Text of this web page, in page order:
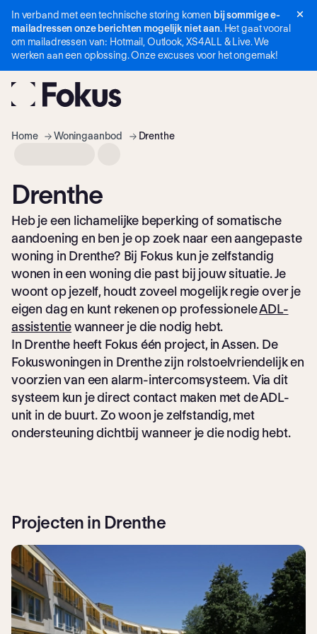
Navigatie
overslaan
In verband met een technische storing komen bij sommige e-
mailadressen onze berichten mogelijk niet aan. Het gaat vooral
om mailadressen van: Hotmail, Outlook, XS4ALL & Live. We
werken aan een oplossing. Onze excuses voor het ongemak!
Home Woning­aanbod Drenthe
Drenthe
Heb je een lichamelijke beperking of somatische
aandoening en ben je op zoek naar een aangepaste
woning in Drenthe? Bij Fokus kun je zelfstandig
wonen in een woning die past bij jouw situatie. Je
woont op jezelf, houdt zoveel mogelijk regie over je
eigen dag en kunt rekenen op professioneleADL-
assistentiewanneer je die nodig hebt.
In Drenthe heeft Fokus één project, in Assen. De
Fokuswoningen in Drenthe zijn rolstoelvriendelijk en
voorzien van een alarm-intercomsysteem. Via dit
systeem kun je direct contact maken met de ADL-
unit in de buurt. Zo woon je zelfstandig, met
ondersteuning dichtbij wanneer je die nodig hebt.
Projecten in Drenthe